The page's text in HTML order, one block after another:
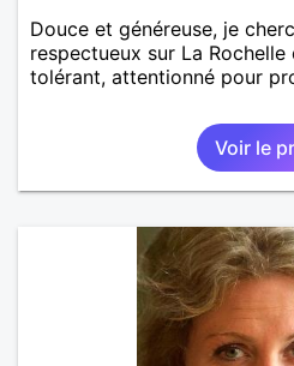
Douce et généreuse, je
respectueux sur La
tolérant, attentionné pour
Voir le